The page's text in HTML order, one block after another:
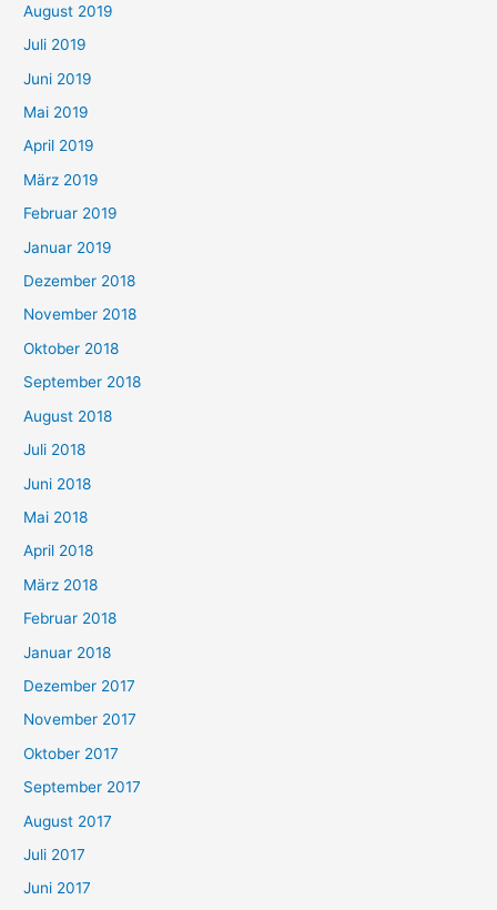
August 2019
Juli 2019
Juni 2019
Mai 2019
April 2019
März 2019
Februar 2019
Januar 2019
Dezember 2018
November 2018
Oktober 2018
September 2018
August 2018
Juli 2018
Juni 2018
Mai 2018
April 2018
März 2018
Februar 2018
Januar 2018
Dezember 2017
November 2017
Oktober 2017
September 2017
August 2017
Juli 2017
Juni 2017